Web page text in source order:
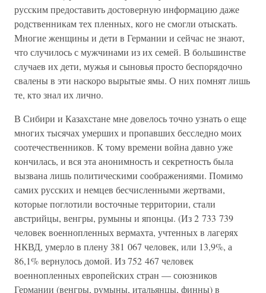
русским предоставить достоверную информацию даже
родственникам тех пленных, кого не смогли отыскать.
Многие женщины и дети в Германии и сейчас не знают,
что случилось с мужчинами из их семей. В большинстве
случаев их дети, мужья и сыновья просто беспорядочно
свалены в эти наскоро вырытые ямы. О них помнят лишь
те, кто знал их лично.
В Сибири и Казахстане мне довелось точно узнать о еще
многих тысячах умерших и пропавших бесследно моих
соотечественников. К тому времени война давно уже
кончилась, и вся эта анонимность и секретность была
вызвана лишь политическими соображениями. Помимо
самих русских и немцев бесчисленными жертвами,
которые поглотили восточные территории, стали
австрийцы, венгры, румыны и японцы. (Из 2 733 739
человек военнопленных вермахта, учтенных в лагерях
НКВД, умерло в плену 381 067 человек, или 13,9%, а
86,1% вернулось домой. Из 752 467 человек
военнопленных европейских стран — союзников
Германии (венгры, румыны, итальянцы, финны) в